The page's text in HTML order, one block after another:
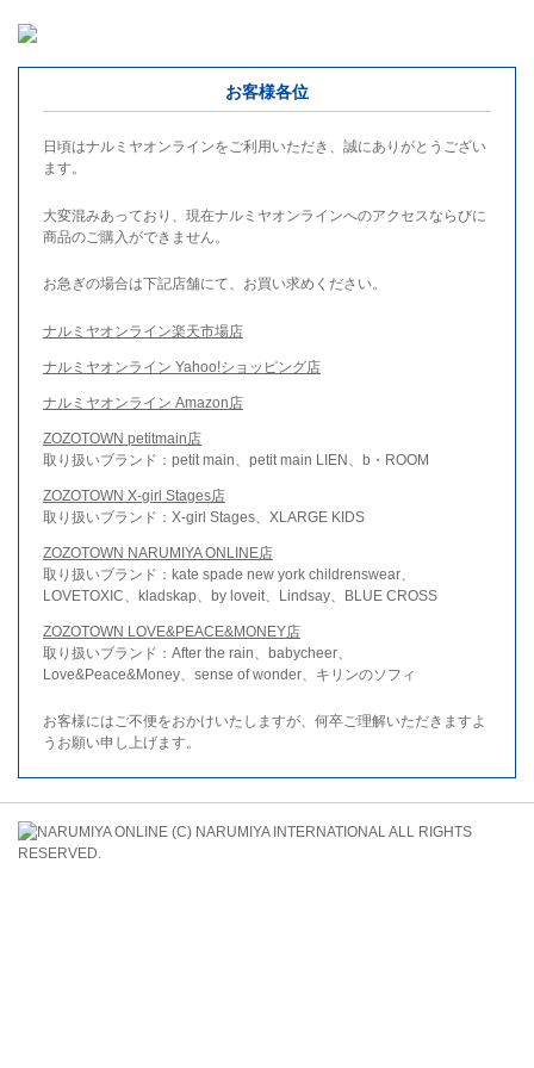
お客様各位
日頃はナルミヤオンラインをご利用いただき、誠にありがとうござい
ます。
大変混みあっており、現在ナルミヤオンラインへのアクセスならびに
商品のご購入ができません。
お急ぎの場合は下記店舗にて、お買い求めください。
ナルミヤオンライン楽天市場店
ナルミヤオンライン Yahoo!ショッピング店
ナルミヤオンライン Amazon店
ZOZOTOWN petitmain店
取り扱いブランド：petit main、petit main LIEN、b・ROOM
ZOZOTOWN X-girl Stages店
取り扱いブランド：X-girl Stages、XLARGE KIDS
ZOZOTOWN NARUMIYA ONLINE店
取り扱いブランド：kate spade new york childrenswear、
LOVETOXIC、kladskap、by loveit、Lindsay、BLUE CROSS
ZOZOTOWN LOVE&PEACE&MONEY店
取り扱いブランド：After the rain、babycheer、
Love&Peace&Money、sense of wonder、キリンのソフィ
お客様にはご不便をおかけいたしますが、何卒ご理解いただきますよ
うお願い申し上げます。